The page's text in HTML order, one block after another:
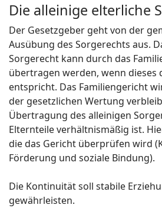
Die alleinige elterliche
Der Gesetzgeber geht von der
Ausübung des Sorgerechts aus.
Sorgerecht kann durch das
übertragen werden, wenn dieses
entspricht. Das Familiengericht
der gesetzlichen Wertung
Übertragung des alleinigen
Elternteile verhältnismäßig ist.
die das Gericht überprüfen wird
Förderung und soziale Bindung).
Die Kontinuität soll stabile
gewährleisten.